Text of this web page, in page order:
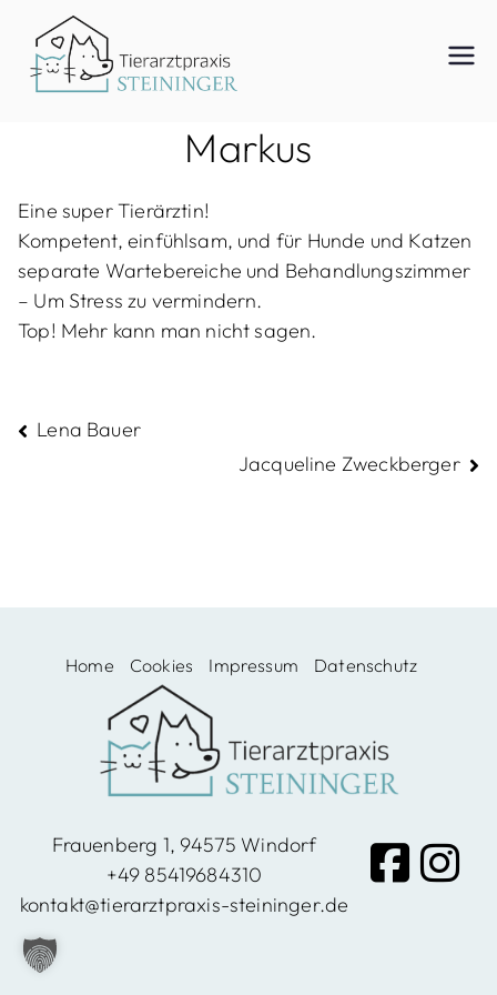
Inhalt
springen
ztpraxi
s
ger
rf,
Vilshof
en
Markus
Eine super Tierärztin!
Kompetent, einfühlsam, und für Hunde und Katzen
separate Wartebereiche und Behandlungszimmer
– Um Stress zu vermindern.
Top! Mehr kann man nicht sagen.
Beitragsnavigation
Lena Bauer
Jacqueline Zweckberger
Home Cookies Impressum Datenschutz
Frauenberg 1, 94575 Windorf
+49 85419684310
kontakt@tierarztpraxis-steininger.de